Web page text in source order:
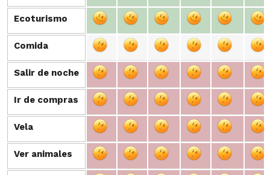
Ecoturismo
Comida
Salir de noche
Ir de compras
Vela
Ver animales
Ecoturismo
Comida
Salir de noche
Ir de compras
Vela
Ver animales